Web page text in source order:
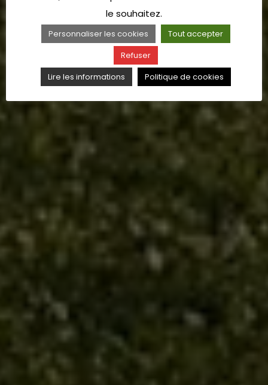
le souhaitez.
Personnaliser les cookies
Tout accepter
Refuser
Lire les informations
Politique de cookies